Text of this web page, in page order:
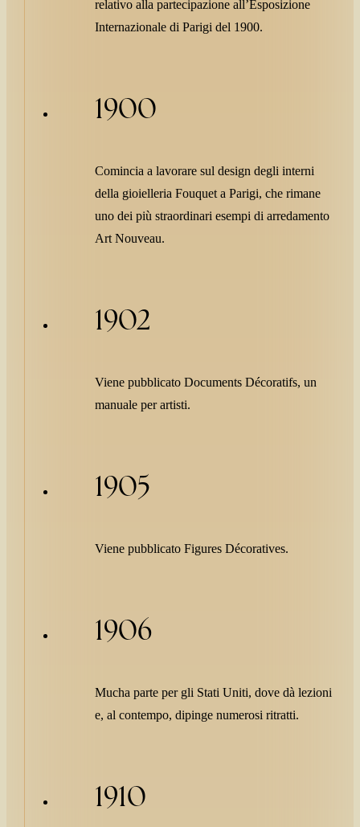
relativo alla partecipazione all’Esposizione
Internazionale di Parigi del 1900.
1900
Comincia a lavorare sul design degli interni
della gioielleria Fouquet a Parigi, che rimane
uno dei più straordinari esempi di arredamento
Art Nouveau.
1902
Viene pubblicato Documents Décoratifs, un
manuale per artisti.
1905
Viene pubblicato Figures Décoratives.
1906
Mucha parte per gli Stati Uniti, dove dà lezioni
e, al contempo, dipinge numerosi ritratti.
1910